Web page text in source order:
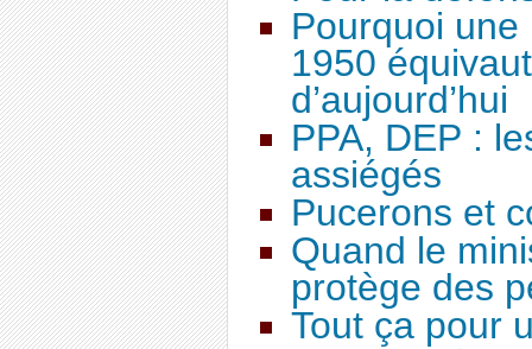
Pourquoi
1950
d’aujourd’hui
PPA, DEP :
assiégés
Pucerons et
Quand le
protège des
Tout ça pour